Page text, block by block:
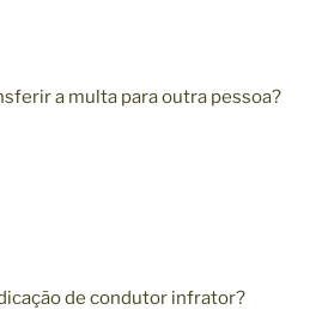
a multa para outra pessoa?
de condutor infrator?